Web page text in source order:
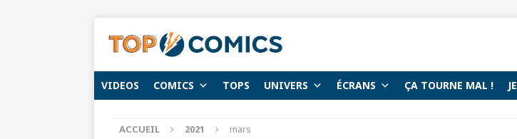
VIDEOS COMICS TOPS UNIVERS ÉCRANS ÇA TOURNE MAL !
ACCUEIL 2021 mars